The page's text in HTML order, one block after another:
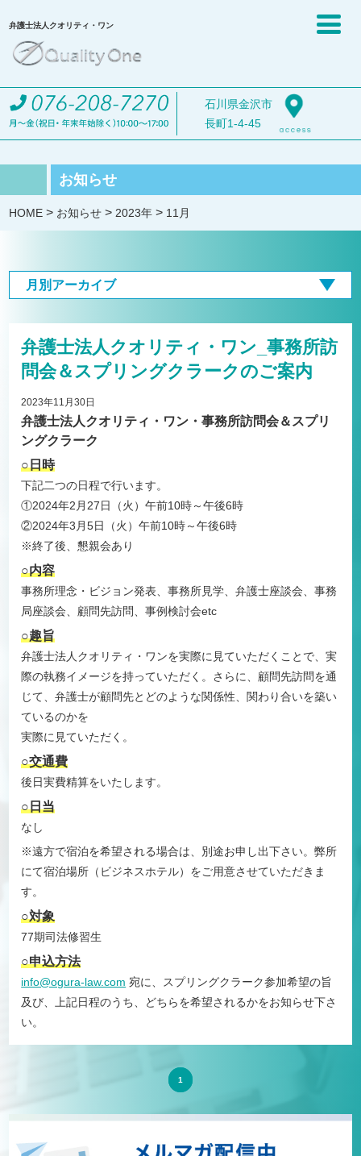
弁護士法人クオリティ・ワン
石川県金沢市
長町1-4-45
お知らせ
HOME > お知らせ > 2023年 > 11月
月別アーカイブ
弁護士法人クオリティ・ワン_事務所訪
問会＆スプリングクラークのご案内
2023年11月30日
弁護士法人クオリティ・ワン・事務所訪問会＆スプリ
ングクラーク
○日時
下記二つの日程で行います。
①2024年2月27日（火）午前10時～午後6時
②2024年3月5日（火）午前10時～午後6時
※終了後、懇親会あり
○内容
事務所理念・ビジョン発表、事務所見学、弁護士座談会、事務
局座談会、顧問先訪問、事例検討会etc
○趣旨
弁護士法人クオリティ・ワンを実際に見ていただくことで、実
際の執務イメージを持っていただく。さらに、顧問先訪問を通
じて、弁護士が顧問先とどのような関係性、関わり合いを築い
ているのかを
実際に見ていただく。
○交通費
後日実費精算をいたします。
○日当
なし
※遠方で宿泊を希望される場合は、別途お申し出下さい。弊所
にて宿泊場所（ビジネスホテル）をご用意させていただきま
す。
○対象
77期司法修習生
○申込方法
info@ogura-law.com 宛に、スプリングクラーク参加希望の旨
及び、上記日程のうち、どちらを希望されるかをお知らせ下さ
い。
1